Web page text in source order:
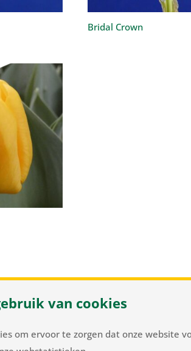
Bridal Crown
Herenweg 37/NL-2105 MC
van cookies
om ervoor te zorgen dat onze website